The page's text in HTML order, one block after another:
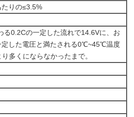
りの≤3.5%
る0.2Cの一定した流れで14.6Vに、お
定した電圧と満たされる0℃~45℃温度
多くにならなかったまで。